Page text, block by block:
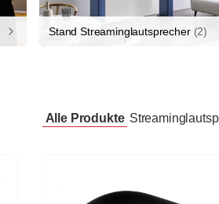
Stand Streaminglautsprecher(2)
Alle Produkte